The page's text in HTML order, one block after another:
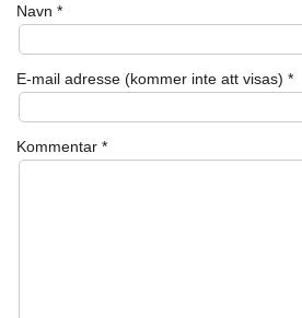
Navn *
E-mail adresse (kommer inte att visas) *
Kommentar *